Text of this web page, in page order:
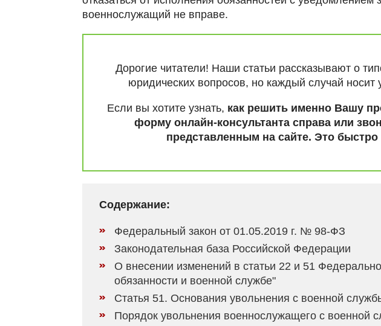
военнослужащий не вправе.
Дорогие читатели! Наши статьи рассказывают о
юридических вопросов, но каждый случай носит
Если вы хотите узнать, как решить именно Вашу
форму онлайн-консультанта справа или
представленным на сайте. Это быстро
Содержание:
Федеральный закон от 01.05.2019 г. № 98-ФЗ
Законодательная база Российской Федерации
О внесении изменений в статьи 22 и 51
обязанности и военной службе"
Статья 51. Основания увольнения с военной
Порядок увольнения военнослужащего с военной